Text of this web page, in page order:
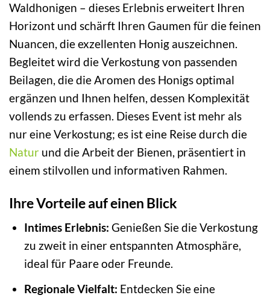
Waldhonigen – dieses Erlebnis erweitert Ihren
Horizont und schärft Ihren Gaumen für die feinen
Nuancen, die exzellenten Honig auszeichnen.
Begleitet wird die Verkostung von passenden
Beilagen, die die Aromen des Honigs optimal
ergänzen und Ihnen helfen, dessen Komplexität
vollends zu erfassen. Dieses Event ist mehr als
nur eine Verkostung; es ist eine Reise durch die
Natur und die Arbeit der Bienen, präsentiert in
einem stilvollen und informativen Rahmen.
Ihre Vorteile auf einen Blick
Intimes Erlebnis: Genießen Sie die Verkostung
zu zweit in einer entspannten Atmosphäre,
ideal für Paare oder Freunde.
Regionale Vielfalt: Entdecken Sie eine